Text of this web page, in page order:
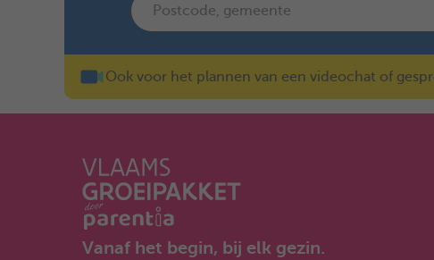
Ook voor het plannen van een videochat of
Vanaf het begin, bij elk gezin.